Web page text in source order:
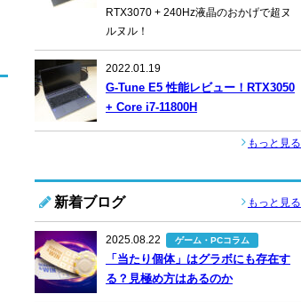
RTX3070 + 240Hz液晶のおかげで超ヌ
ルヌル！
2022.01.19
G-Tune E5 性能レビュー！RTX3050
+ Core i7-11800H
もっと見る
新着ブログ もっと見る
2025.08.22 ゲーム・PCコラム
「当たり個体」はグラボにも存在す
る？見極め方はあるのか